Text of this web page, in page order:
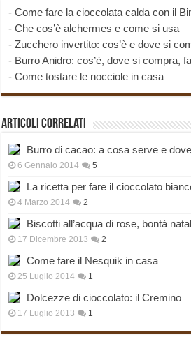
-Come fare la cioccolata calda con il
-Che cos’è alchermes e come si usa
-Zucchero invertito: cos’è e dove si
- Burro Anidro: cos’è, dove si compra,
-Come tostare le nocciole in casa
Articoli correlati
Burro di cacao: a cosa serve e
6 Gennaio 2014 5
La ricetta per fare il cioccolato
4 Marzo 2014 2
Biscotti all’acqua di rose, bontà
17 Dicembre 2013 2
Come fare il Nesquik in casa
25 Luglio 2014 1
Dolcezze di cioccolato: il Cremino
17 Luglio 2013 1